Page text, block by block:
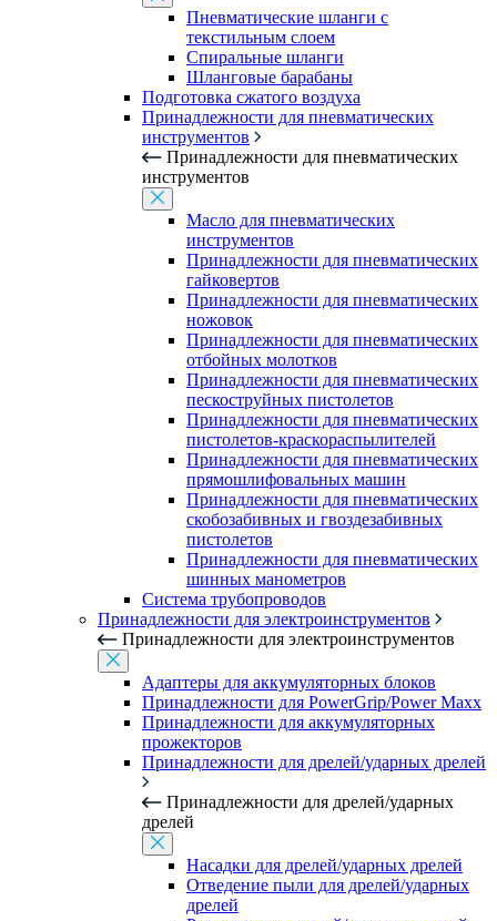
Пневматические шланги с
текстильным слоем
Спиральные шланги
Шланговые барабаны
Подготовка сжатого воздуха
Принадлежности для пневматических
инструментов
Принадлежности для пневматических
инструментов
Масло для пневматических
инструментов
Принадлежности для пневматических
гайковертов
Принадлежности для пневматических
ножовок
Принадлежности для пневматических
отбойных молотков
Принадлежности для пневматических
пескоструйных пистолетов
Принадлежности для пневматических
пистолетов-краскораспылителей
Принадлежности для пневматических
прямошлифовальных машин
Принадлежности для пневматических
скобозабивных и гвоздезабивных
пистолетов
Принадлежности для пневматических
шинных манометров
Система трубопроводов
Принадлежности для электроинструментов
Принадлежности для электроинструментов
Адаптеры для аккумуляторных блоков
Принадлежности для PowerGrip/Power Maxx
Принадлежности для аккумуляторных
прожекторов
Принадлежности для дрелей/ударных дрелей
Принадлежности для дрелей/ударных
дрелей
Насадки для дрелей/ударных дрелей
Отведение пыли для дрелей/ударных
дрелей